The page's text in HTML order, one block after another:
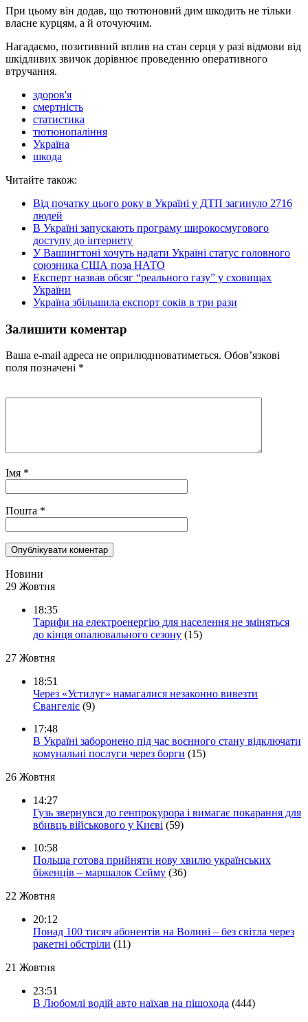
При цьому він додав, що тютюновий дим шкодить не тільки
власне курцям, а й оточуючим.
Нагадаємо, позитивний вплив на стан серця у разі відмови від
шкідливих звичок дорівнює проведенню оперативного
втручання.
здоров'я
смертність
статистика
тютюнопаління
Україна
шкода
Читайте також:
Від початку цього року в Україні у ДТП загинуло 2716
людей
В Україні запускають програму широкосмугового
доступу до інтернету
У Вашингтоні хочуть надати Україні статус головного
союзника США поза НАТО
Експерт назвав обсяг “реального газу” у сховищах
України
Україна збільшила експорт соків в три рази
Залишити коментар
Ваша e-mail адреса не оприлюднюватиметься. Обов’язкові
поля позначені *
Імя *
Пошта *
Новини
29 Жовтня
18:35
Тарифи на електроенергію для населення не зміняться
до кінця опалювального сезону (15)
27 Жовтня
18:51
Через «Устилуг» намагалися незаконно вивезти
Євангеліє (9)
17:48
В Україні заборонено під час воєнного стану відключати
комунальні послуги через борги (15)
26 Жовтня
14:27
Гузь звернувся до генпрокурора і вимагає покарання для
вбивць військового у Києві (59)
10:58
Польща готова прийняти нову хвилю українських
біженців – маршалок Сейму (36)
22 Жовтня
20:12
Понад 100 тисяч абонентів на Волині – без світла через
ракетні обстріли (11)
21 Жовтня
23:51
В Любомлі водій авто наїхав на пішохода (444)